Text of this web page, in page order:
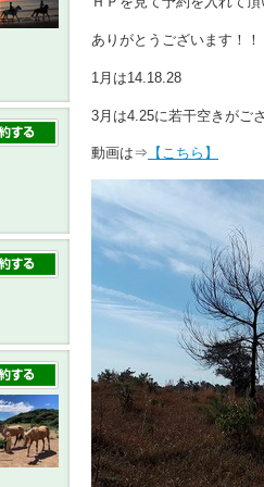
ありがとうございます！！
1月は14.18.28
3月は4.25に若干空きがご
動画は⇒ 【こちら】